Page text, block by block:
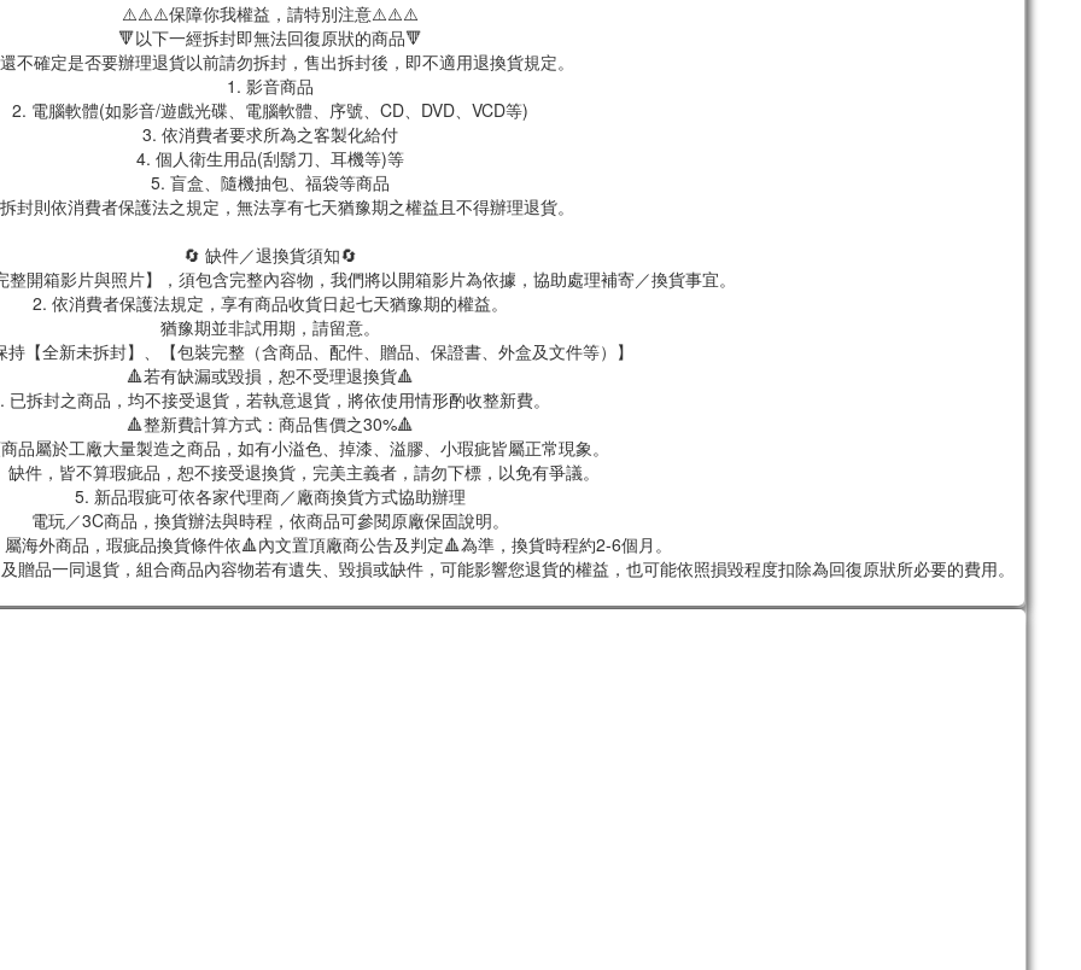
⚠️⚠️⚠️保障你我權益，請特別注意⚠️⚠️⚠️
🔻以下一經拆封即無法回復原狀的商品🔻
不確定是否要辦理退貨以前請勿拆封，售出拆封後，即不適用退換貨規定。
1. 影音商品
2. 電腦軟體(如影音/遊戲光碟、電腦軟體、序號、CD、DVD、VCD等)
3. 依消費者要求所為之客製化給付
4. 個人衛生用品(刮鬍刀、耳機等)等
5. 盲盒、隨機抽包、福袋等商品
封則依消費者保護法之規定，無法享有七天猶豫期之權益且不得辦理退貨。
🔄 缺件／退換貨須知🔄
開箱影片與照片】，須包含完整內容物，我們將以開箱影片為依據，協助處理補寄／換貨事宜。
2. 依消費者保護法規定，享有商品收貨日起七天猶豫期的權益。
猶豫期並非試用期，請留意。
持【全新未拆封】、【包裝完整（含商品、配件、贈品、保證書、外盒及文件等）】
🔺若有缺漏或毀損，恕不受理退換貨🔺
已拆封之商品，均不接受退貨，若執意退貨，將依使用情形酌收整新費。
🔺整新費計算方式：商品售價之30%🔺
品屬於工廠大量製造之商品，如有小溢色、掉漆、溢膠、小瑕疵皆屬正常現象。
缺件，皆不算瑕疵品，恕不接受退換貨，完美主義者，請勿下標，以免有爭議。
5. 新品瑕疵可依各家代理商／廠商換貨方式協助辦理
電玩／3C商品，換貨辦法與時程，依商品可參閱原廠保固說明。
海外商品，瑕疵品換貨條件依🔺內文置頂廠商公告及判定🔺為準，換貨時程約2-6個月。
品一同退貨，組合商品內容物若有遺失、毀損或缺件，可能影響您退貨的權益，也可能依照損毀程度扣除為回復原狀所必要的費用。